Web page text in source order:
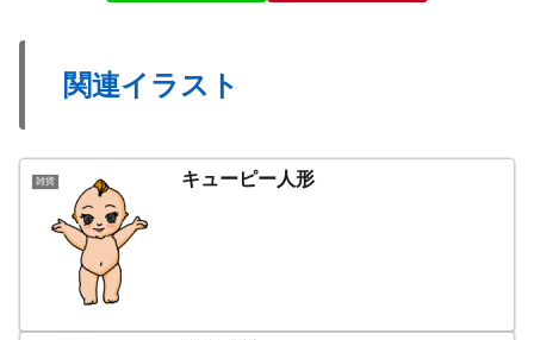
関連イラスト
雑貨 キューピー人形